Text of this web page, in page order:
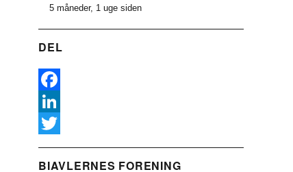
5 måneder, 1 uge siden
DEL
F
a
e
L
nw
BIAVLERNES FORENING